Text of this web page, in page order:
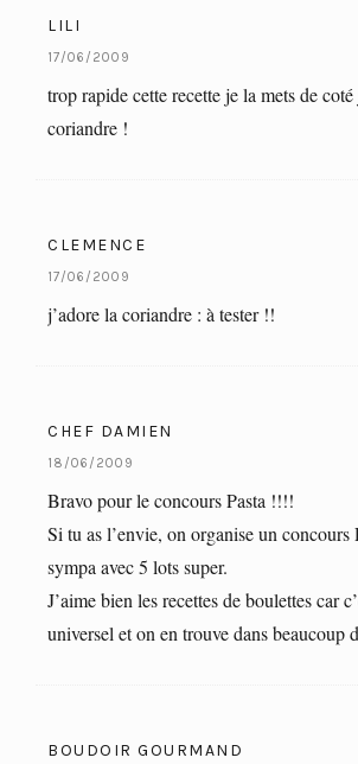
LILI
17/06/2009
trop rapide cette recette je la mets de coté
coriandre !
CLEMENCE
17/06/2009
j’adore la coriandre : à tester !!
CHEF DAMIEN
18/06/2009
Bravo pour le concours Pasta !!!!
Si tu as l’envie, on organise un concours
sympa avec 5 lots super.
J’aime bien les recettes de boulettes car
universel et on en trouve dans beaucoup
BOUDOIR GOURMAND